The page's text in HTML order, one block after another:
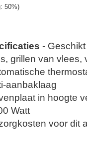
50%)
-
grillen van vlees,
aanbaklaag
in hoogte
Watt
voor dit